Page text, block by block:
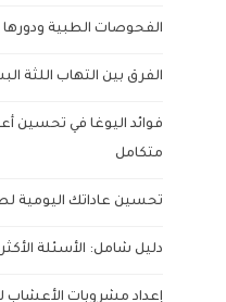
الفحوصات الطبية ودورها
الفرق بين التهاب اللثة
فوائد اليوغا في تحسين
متكامل
تحسين عاداتك
دليل شامل: الأسئلة
إعداد مشروبات الأعشاب